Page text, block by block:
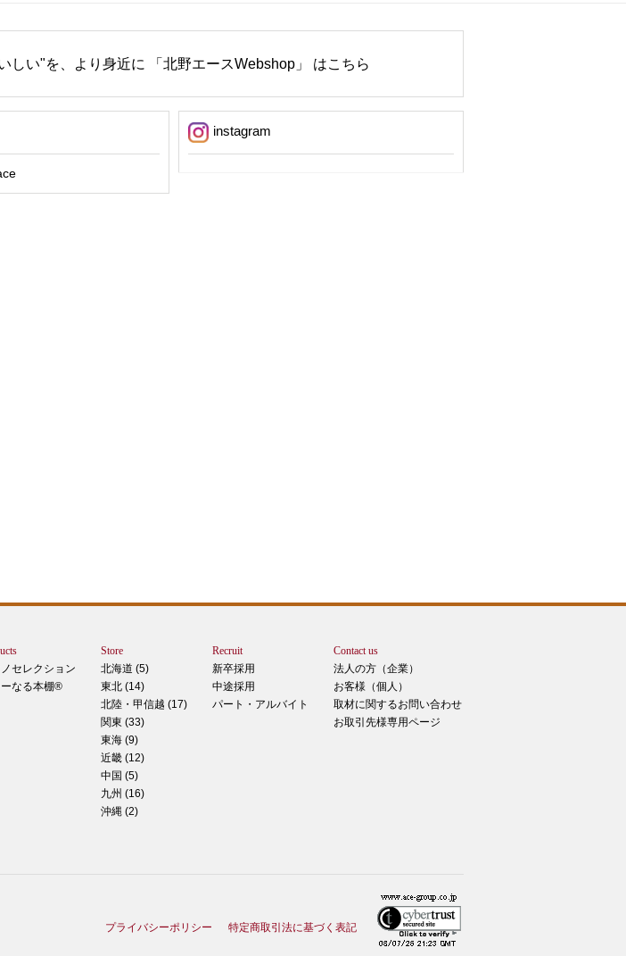
しい"を、より身近に 「北野エースWebshop」 はこちら
instagram
セレクション
なる本棚®
Store
北海道 (5)
東北 (14)
北陸・甲信越 (17)
関東 (33)
東海 (9)
近畿 (12)
中国 (5)
九州 (16)
沖縄 (2)
Recruit
新卒採用
中途採用
パート・アルバイト
Contact us
法人の方（企業）
お客様（個人）
取材に関するお問い合わせ
お取引先様専用ページ
プライバシーポリシー 特定商取引法に基づく表記